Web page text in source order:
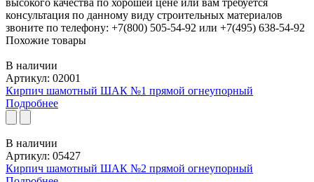
консультация по данному виду строительных материалов
звоните по телефону: +7(800) 505-54-92 или +7(495) 638-54-92
Похожие товары
В наличии
Артикул: 02001
Кирпич шамотный ШАК №1 прямой огнеупорный
Подробнее
В наличии
Артикул: 05427
Кирпич шамотный ШАК №2 прямой огнеупорный